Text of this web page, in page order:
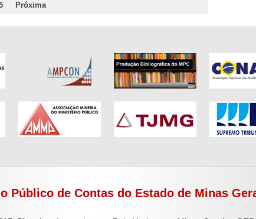
Próxima
Público de Contas do Estado de Minas